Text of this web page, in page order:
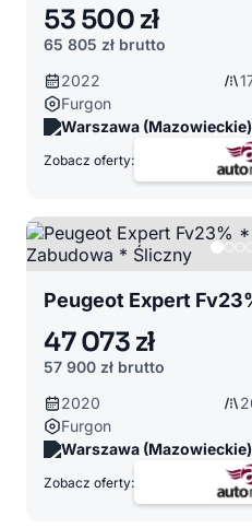
53 500 zł
65 805 zł brutto
2022
Furgon
Warszawa (Mazowieckie)
Zobacz oferty:
47 073 zł
57 900 zł brutto
2020
Furgon
Warszawa (Mazowieckie)
Zobacz oferty: